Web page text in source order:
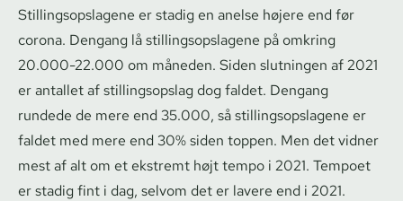
Stil­lings­op­sla­ge­ne er stadig en anelse højere end før
corona. Dengang lå stil­lings­op­sla­ge­ne på omkring
20.000-22.000 om måneden. Siden slutningen af 2021
er antallet af stil­lings­op­slag dog faldet. Dengang
rundede de mere end 35.000, så stil­lings­op­sla­ge­ne er
faldet med mere end 30% siden toppen. Men det vidner
mest af alt om et ekstremt højt tempo i 2021. Tempoet
er stadig fint i dag, selvom det er lavere end i 2021.